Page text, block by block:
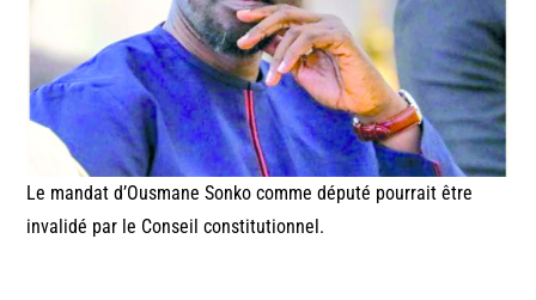
Le mandat d’Ousmane Sonko comme député pourrait être
invalidé par le Conseil constitutionnel.